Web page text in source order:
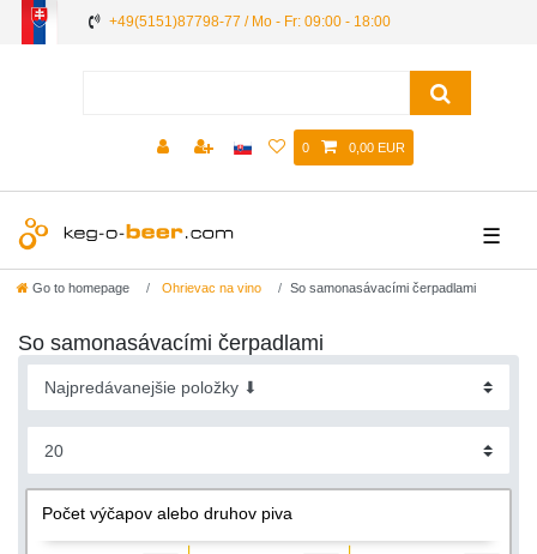
+49(5151)87798-77 / Mo - Fr: 09:00 - 18:00
0 0,00 EUR
☰
Go to homepage Ohrievac na vino So samonasávacími čerpadlami
So samonasávacími čerpadlami
Počet výčapov alebo druhov piva